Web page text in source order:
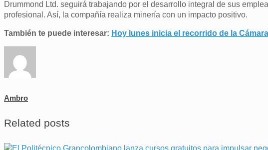
Drummond Ltd. seguirá trabajando por el desarrollo integral de sus
profesional. Así, la compañía realiza minería con un impacto positivo.
También te puede interesar: Hoy lunes inicia el recorrido de la
Ambro
Related posts